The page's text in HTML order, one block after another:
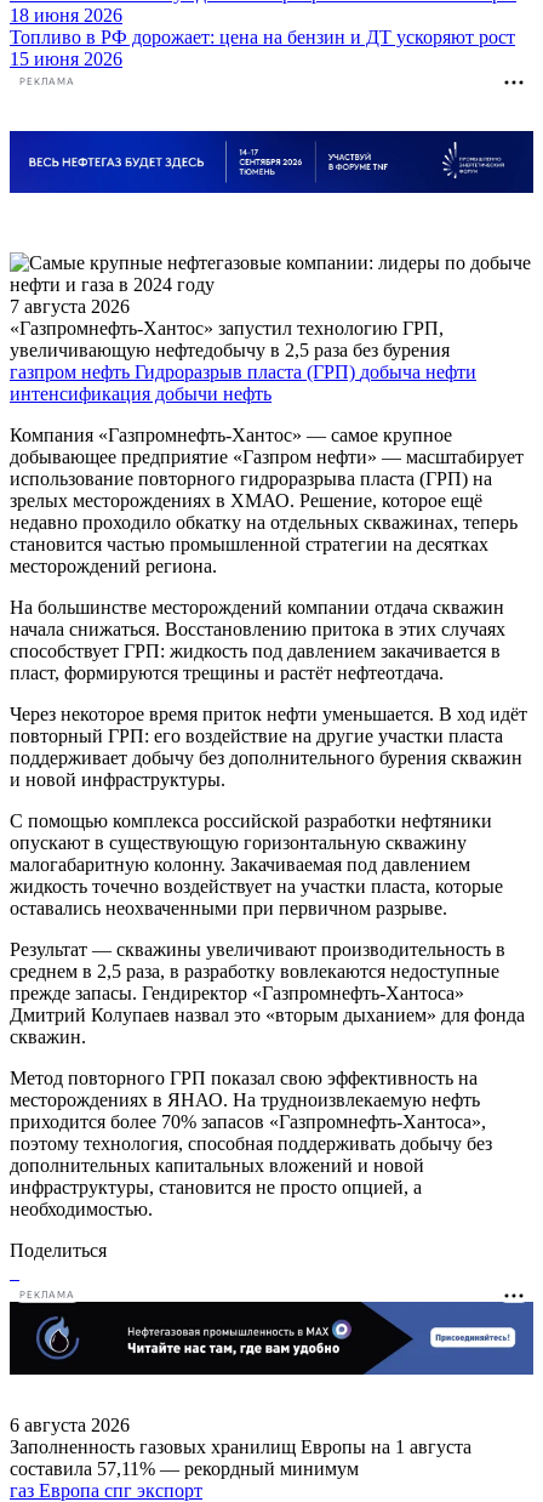
18 июня 2026
Топливо в РФ дорожает: цена на бензин и ДТ ускоряют рост
15 июня 2026
РЕКЛАМА
7 августа 2026
«Газпромнефть-Хантос» запустил технологию ГРП,
увеличивающую нефтедобычу в 2,5 раза без бурения
газпром нефть Гидроразрыв пласта (ГРП) добыча нефти
интенсификация добычи нефть
Компания «Газпромнефть-Хантос» — самое крупное
добывающее предприятие «Газпром нефти» — масштабирует
использование повторного гидроразрыва пласта (ГРП) на
зрелых месторождениях в ХМАО. Решение, которое ещё
недавно проходило обкатку на отдельных скважинах, теперь
становится частью промышленной стратегии на десятках
месторождений региона.
На большинстве месторождений компании отдача скважин
начала снижаться. Восстановлению притока в этих случаях
способствует ГРП: жидкость под давлением закачивается в
пласт, формируются трещины и растёт нефтеотдача.
Через некоторое время приток нефти уменьшается. В ход идёт
повторный ГРП: его воздействие на другие участки пласта
поддерживает добычу без дополнительного бурения скважин
и новой инфраструктуры.
С помощью комплекса российской разработки нефтяники
опускают в существующую горизонтальную скважину
малогабаритную колонну. Закачиваемая под давлением
жидкость точечно воздействует на участки пласта, которые
оставались неохваченными при первичном разрыве.
Результат — скважины увеличивают производительность в
среднем в 2,5 раза, в разработку вовлекаются недоступные
прежде запасы. Гендиректор «Газпромнефть-Хантоса»
Дмитрий Колупаев назвал это «вторым дыханием» для фонда
скважин.
Метод повторного ГРП показал свою эффективность на
месторождениях в ЯНАО. На трудноизвлекаемую нефть
приходится более 70% запасов «Газпромнефть-Хантоса»,
поэтому технология, способная поддерживать добычу без
дополнительных капитальных вложений и новой
инфраструктуры, становится не просто опцией, а
необходимостью.
Поделиться
РЕКЛАМА
6 августа 2026
Заполненность газовых хранилищ Европы на 1 августа
составила 57,11% — рекордный минимум
газ Европа спг экспорт